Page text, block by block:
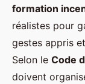
formation
réalistes pour
gestes appris
Selon le Code
doivent